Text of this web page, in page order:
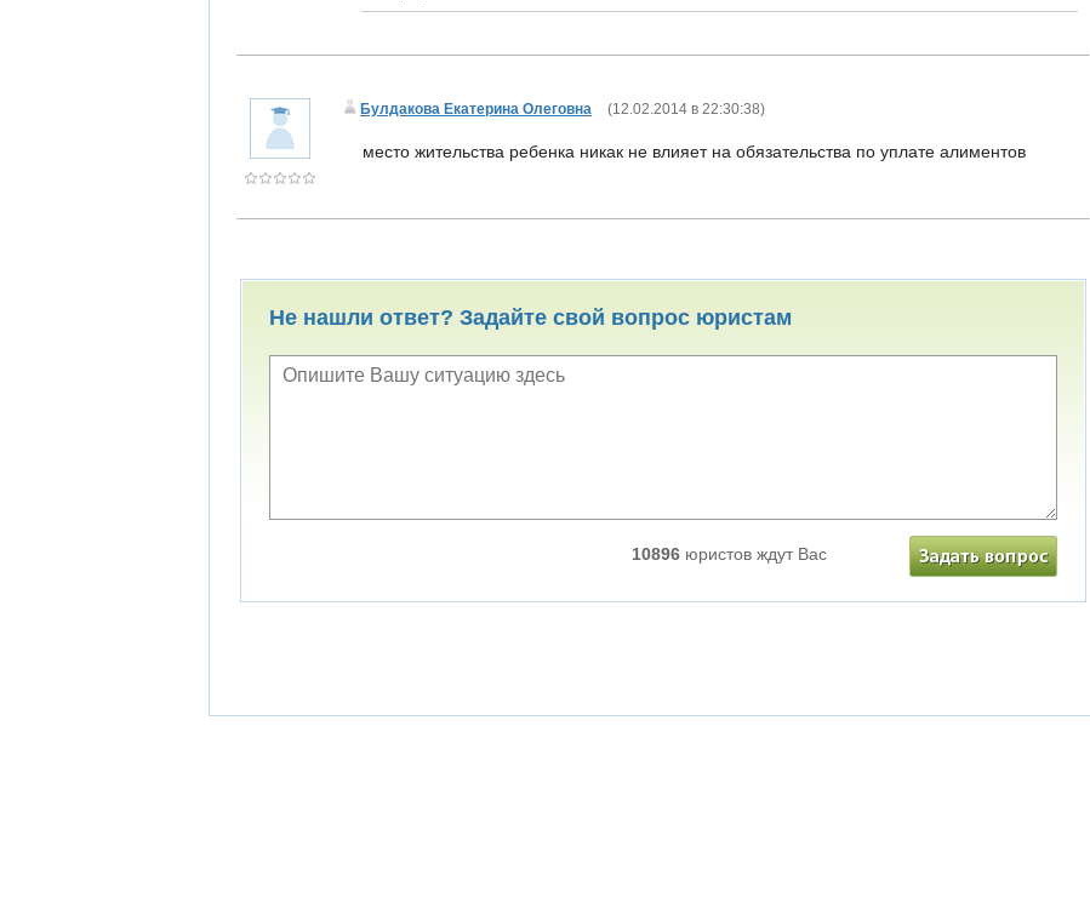
Булдакова Екатерина Олеговна (12.02.2014 в 22:30:38)
место жительства ребенка никак не влияет на обязательства по уплате алиментов
Не нашли ответ? Задайте свой вопрос юристам
10896 юристов ждут Вас